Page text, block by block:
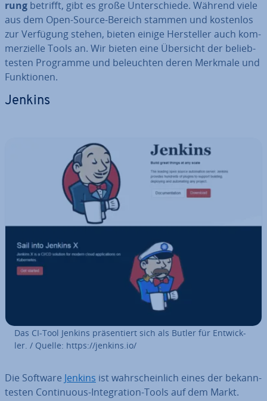
rung betrifft, gibt es große Un­ter­schie­de. Während viele
aus dem Open-Source-Bereich stammen und kostenlos
zur Verfügung stehen, bieten einige Her­stel­ler auch kom­
mer­zi­el­le Tools an. Wir bieten eine Übersicht der be­lieb­
tes­ten Programme und be­leuch­ten deren Merkmale und
Funk­tio­nen.
Jenkins
Das CI-Tool Jenkins prä­sen­tiert sich als Butler für Ent­wick­
ler. / Quelle: https://jenkins.io/
Die Software Jenkins ist wahr­schein­lich eines der be­kann­
tes­ten Con­ti­nuous-In­te­gra­ti­on-Tools auf dem Markt.